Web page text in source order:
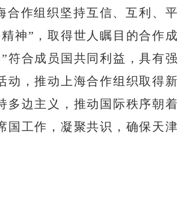
合作组织坚持互信、互利、平
神”，取得世人瞩目的合作成
符合成员国共同利益，具有强
动，推动上海合作组织取得新
多边主义，推动国际秩序朝着
国工作，凝聚共识，确保天津